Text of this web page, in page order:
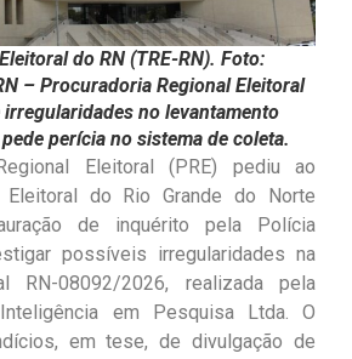
do RN (TRE-RN). Foto:
– Procuradoria Regional Eleitoral
no levantamento
perícia no sistema de coleta.
Eleitoral (PRE) pediu ao
Eleitoral do Rio Grande do Norte
de inquérito pela Polícia
possíveis irregularidades na
RN-08092/2026, realizada pela
em Pesquisa Ltda. O
em tese, de divulgação de